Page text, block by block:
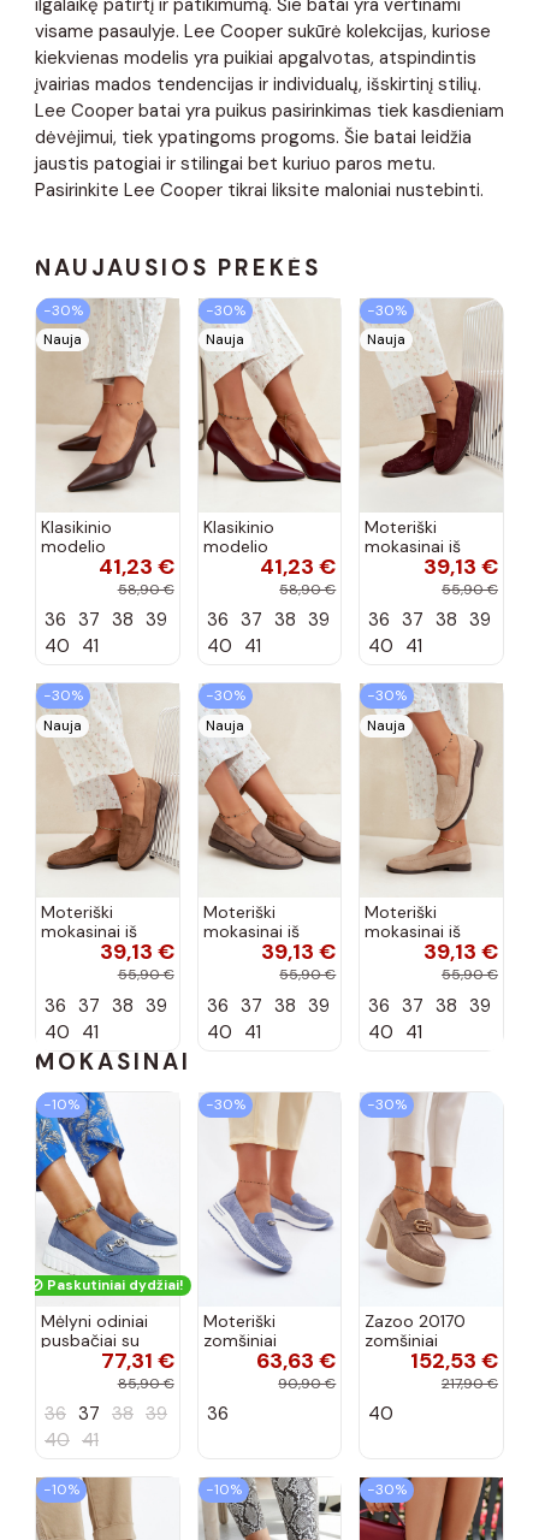
visame pasaulyje. Lee Cooper sukūrė kolekcijas, kuriose
kiekvienas modelis yra puikiai apgalvotas, atspindintis
įvairias mados tendencijas ir individualų, išskirtinį stilių.
Lee Cooper batai yra puikus pasirinkimas tiek kasdieniam
dėvėjimui, tiek ypatingoms progoms. Šie batai leidžia
jaustis patogiai ir stilingai bet kuriuo paros metu.
Pasirinkite Lee Cooper tikrai liksite maloniai nustebinti.
NAUJAUSIOS PREKĖS
−30%
Nauja
Klasikinio
modelio
aukštakulniai
šokolado
spalvos Nesha
41,23 €
58,90 €
36 37 38 39
40 41
−30%
Nauja
Klasikinio
modelio
aukštakulniai
bordo spalvos
Nesha
41,23 €
58,90 €
36 37 38 39
40 41
−30%
Nauja
Moteriški
mokasinai iš
dirbtinės
zomšos, bordo
39,13 €
55,90 €
36 37 38 39
40 41
−30%
Nauja
Moteriški
mokasinai iš
dirbtinės
zomšos, rudos
39,13 €
55,90 €
36 37 38 39
40 41
−30%
Nauja
Moteriški
mokasinai iš
dirbtinės
zomšos, molio
39,13 €
55,90 €
36 37 38 39
40 41
−30%
Nauja
Moteriški
mokasinai iš
dirbtinės
zomšos, smėlio
39,13 €
55,90 €
36 37 38 39
40 41
MOKASINAI
−10%
Paskutiniai dydžiai!
Mėlyni odiniai
pusbačiai su
dekoratyvine
sagtimi Taija
77,31 €
85,90 €
36 37 38 39
40 41
−30%
Moteriški
zomšiniai
mokasinai
Demela mėlynos
63,63 €
90,90 €
36
−30%
Zazoo 20170
zomšiniai
bateliai su
kulniukais smėlio
152,53 €
217,90 €
40
−10% −10% −30%